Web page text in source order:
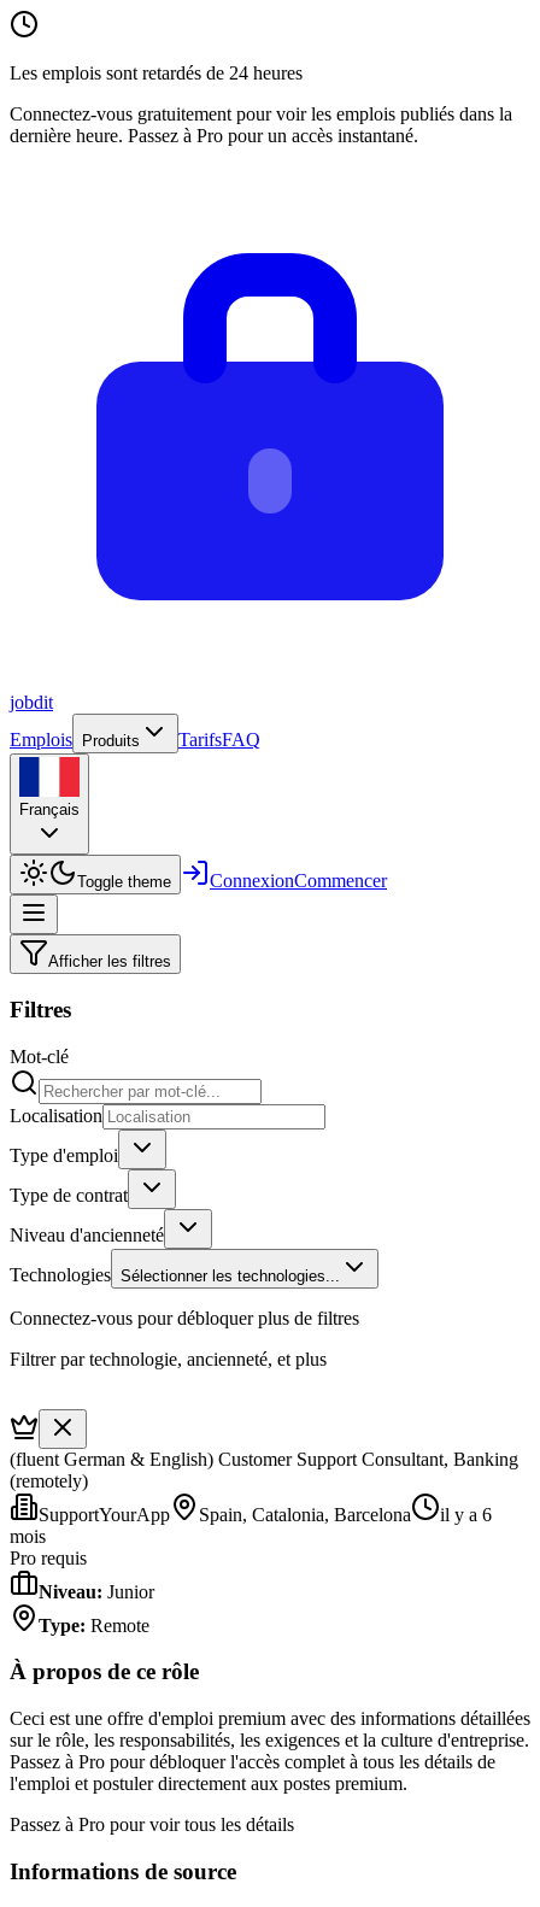
Les emplois sont retardés de 24 heures
Connectez-vous gratuitement pour voir les emplois publiés dans la
dernière heure. Passez à Pro pour un accès instantané.
jobdit
Emplois
Produits TarifsFAQ
Français
Toggle theme ConnexionCommencer
Afficher les filtres
Filtres
Mot-clé
Localisation
Type d'emploi
Type de contrat
Niveau d'ancienneté
Technologies Sélectionner les technologies...
Connectez-vous pour débloquer plus de filtres
Filtrer par technologie, ancienneté, et plus
(fluent German & English) Customer Support Consultant, Banking
(remotely)
SupportYourApp
Spain, Catalonia, Barcelona
il y a 6
mois
Pro requis
Niveau: Junior
Type: Remote
À propos de ce rôle
Ceci est une offre d'emploi premium avec des informations détaillées
sur le rôle, les responsabilités, les exigences et la culture d'entreprise.
Passez à Pro pour débloquer l'accès complet à tous les détails de
l'emploi et postuler directement aux postes premium.
Passez à Pro pour voir tous les détails
Informations de source